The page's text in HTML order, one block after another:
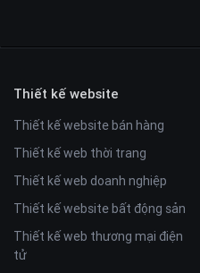
Thiết kế website
Thiết kế website bán hàng
Thiết kế web thời trang
Thiết kế web doanh nghiệp
Thiết kế website bất động sản
Thiết kế web thương mại điện
tử